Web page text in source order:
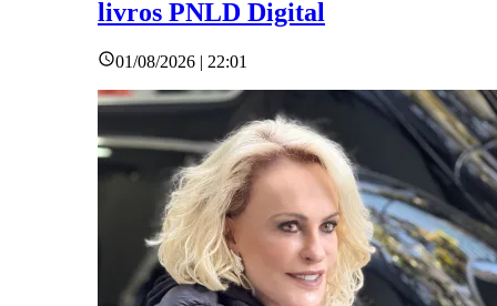
livros PNLD Digital
01/08/2026 | 22:01